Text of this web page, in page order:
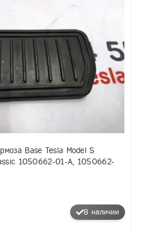
Base Tesla Model S
1050662-01-A, 1050662-
В наличии